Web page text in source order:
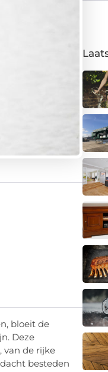
bloeit de
Deze
van de rijke
besteden